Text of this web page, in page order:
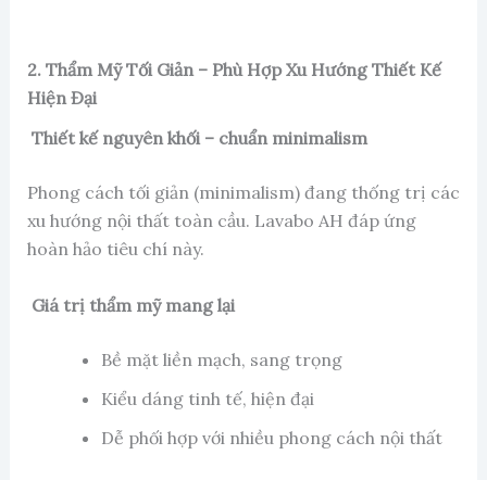
2. Thẩm Mỹ Tối Giản – Phù Hợp Xu Hướng Thiết Kế
Hiện Đại
Thiết kế nguyên khối – chuẩn minimalism
Phong cách tối giản (minimalism) đang thống trị các
xu hướng nội thất toàn cầu. Lavabo AH đáp ứng
hoàn hảo tiêu chí này.
Giá trị thẩm mỹ mang lại
Bề mặt liền mạch, sang trọng
Kiểu dáng tinh tế, hiện đại
Dễ phối hợp với nhiều phong cách nội thất